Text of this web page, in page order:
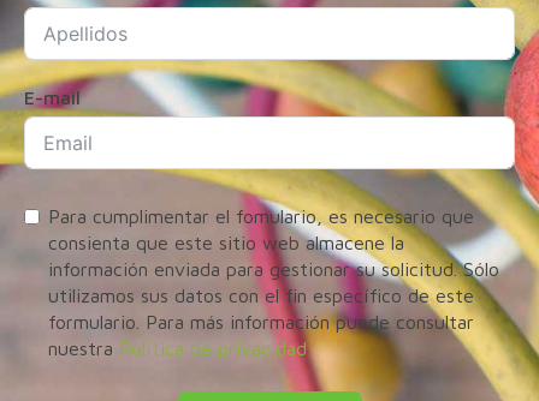
E-mail
Para cumplimentar el fomulario, es necesario que
consienta que este sitio web almacene la
información enviada para gestionar su solicitud. Sólo
utilizamos sus datos con el fin específico de este
formulario. Para más información puede consultar
nuestra Política de privacidad